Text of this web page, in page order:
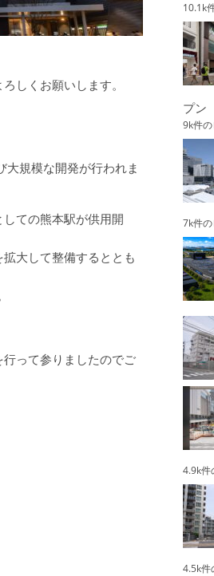
しくお願いします。
大規模な開発が行われま
ての熊本駅が供用開
大して整備するととも
って参りましたのでご
10.1k
プン
9k件
7k件
4.9k件
4.5k件